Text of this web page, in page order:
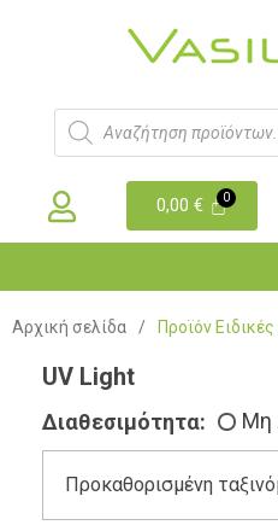
0,00€
Αρχική σελίδα / Προϊόν
UV Light
Διαθεσιμότητα: Μη